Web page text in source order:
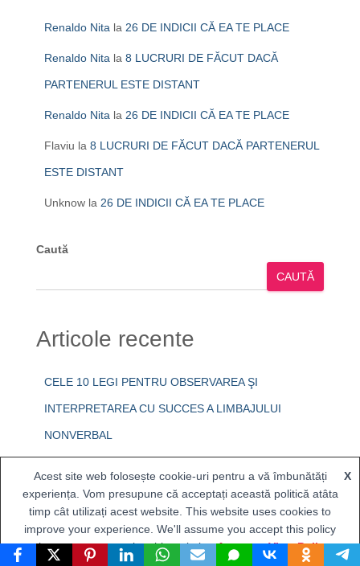
Renaldo Nita la 26 DE INDICII CĂ EA TE PLACE
Renaldo Nita la 8 LUCRURI DE FĂCUT DACĂ
PARTENERUL ESTE DISTANT
Renaldo Nita la 26 DE INDICII CĂ EA TE PLACE
Flaviu la 8 LUCRURI DE FĂCUT DACĂ PARTENERUL
ESTE DISTANT
Unknow la 26 DE INDICII CĂ EA TE PLACE
Caută
CAUTĂ
Articole recente
CELE 10 LEGI PENTRU OBSERVAREA ŞI
INTERPRETAREA CU SUCCES A LIMBAJULUI
NONVERBAL
ÎNVIERE?
POVESTEA CELOR DOUĂ LAURE sau DE CE ESTE
BINE SĂ CLARIFICI DE LA BUN ÎNCEPUT TOATE
Acest site web folosește cookie-uri pentru a vă îmbunătăți
experiența. Vom presupune că acceptați această politică atâta
timp cât utilizați acest website. This website uses cookies to
improve your experience. We'll assume you accept this policy
as long as you are using this website
X
Accept View Policy